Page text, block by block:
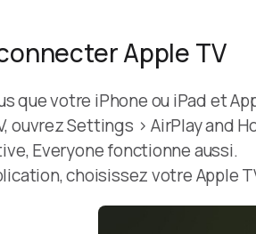
Apple TV
que votre iPhone ou iPad et
ouvrez Settings > AirPlay and
Everyone fonctionne aussi.
choisissez votre Apple